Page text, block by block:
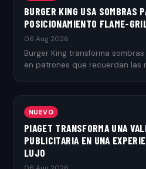
BURGER KING USA SOMBRAS
POSICIONAMIENTO FLAME-
06 Aug 2026
Burger King transforma
en patrones que recuerdan las
NUEVO
PIAGET TRANSFORMA UNA
PUBLICITARIA EN UNA
LUJO